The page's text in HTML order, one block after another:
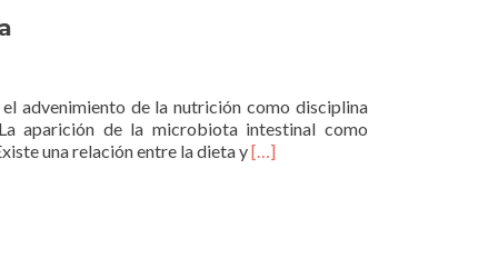
advenimiento de la nutrición como disciplina
aparición de la microbiota intestinal como
una relación entre la dieta yLeer
[…]